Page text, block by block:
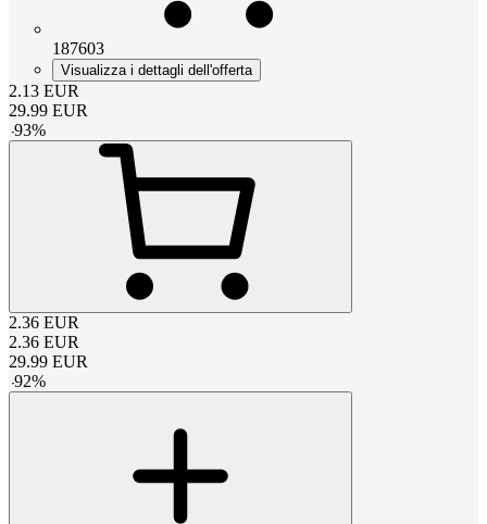
187603
Visualizza i dettagli dell'offerta
2.13 EUR
29.99 EUR
-93%
2.36 EUR
2.36 EUR
29.99 EUR
-92%